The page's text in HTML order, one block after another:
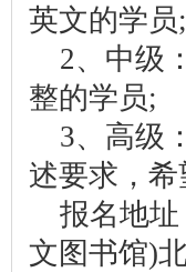
英文的学员;
2、中级
整的学员;
3、高级
述要求，
报名地址
文图书馆)